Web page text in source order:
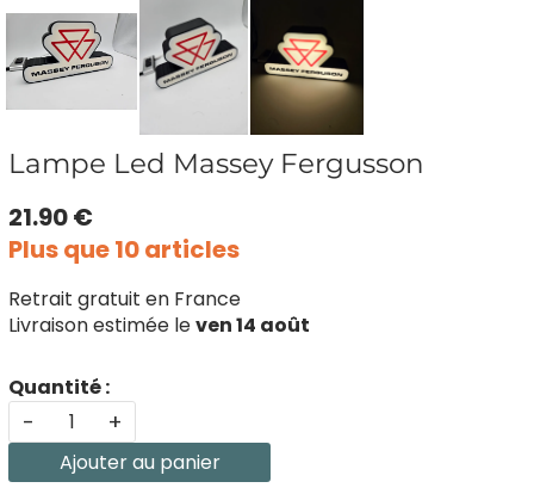
Lampe Led Massey Fergusson
21.90 €
Plus que 10 articles
Retrait gratuit en France
Livraison estimée leven 14 août
Quantité :
- +
Ajouter au panier